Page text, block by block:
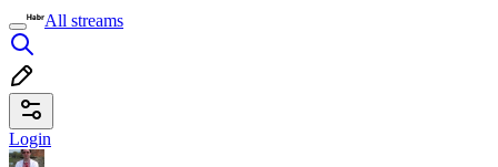
All streams
Login